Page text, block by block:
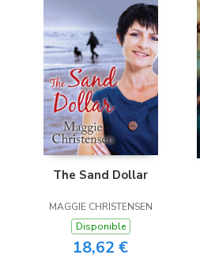
The Sand Dollar
MAGGIE CHRISTENSEN
Disponible
18,62 €